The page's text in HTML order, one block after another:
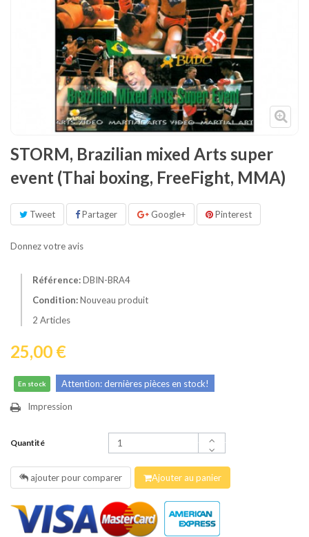
Tatamis
Décoration
Voir plus
STORM, Brazilian mixed Arts super
event (Thai boxing, FreeFight, MMA)
Tweet Partager Google+ Pinterest
Donnez votre avis
Référence:DBIN-BRA4
Condition:Nouveau produit
2 Articles
25,00 €
En stock Attention: dernières pièces en stock!
Impression
Quantité
ajouter pour comparer Ajouter au panier